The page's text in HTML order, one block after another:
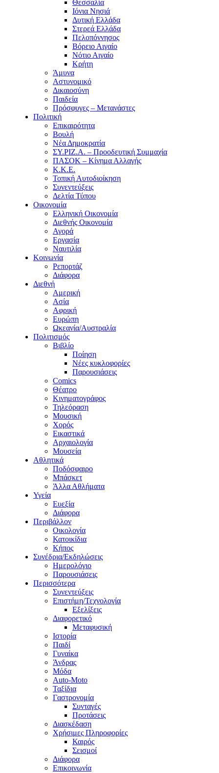
Θεσσαλία
Ιόνια Νησιά
Δυτική Ελλάδα
Στερεά Ελλάδα
Πελοπόννησος
Βόρειο Αιγαίο
Νότιο Αιγαίο
Κρήτη
Άμυνα
Αστυνομικό
Δικαιοσύνη
Παιδεία
Πρόσφυγες – Μετανάστες
Πολιτική
Επικαιρότητα
Βουλή
Νέα Δημοκρατία
ΣΥ.ΡΙΖ.Α. – Προοδευτική Συμμαχία
ΠΑΣΟΚ – Κίνημα Αλλαγής
Κ.Κ.Ε.
Τοπική Αυτοδιοίκηση
Συνεντεύξεις
Δελτία Τύπου
Οικονομία
Ελληνική Οικονομία
Διεθνής Οικονομία
Αγορά
Εργασία
Ναυτιλία
Κοινωνία
Ρεπορτάζ
Διάφορα
Διεθνή
Αμερική
Ασία
Αφρική
Ευρώπη
Ωκεανία/Αυστραλία
Πολιτισμός
Βιβλίο
Ποίηση
Νέες κυκλοφορίες
Παρουσιάσεις
Comics
Θέατρο
Κινηματογράφος
Τηλεόραση
Μουσική
Χορός
Εικαστικά
Αρχαιολογία
Μουσεία
Αθλητικά
Ποδόσφαιρο
Μπάσκετ
Άλλα Αθλήματα
Υγεία
Ευεξία
Διάφορα
Περιβάλλον
Οικολογία
Κατοικίδια
Κήπος
Συνέδρια/Εκδηλώσεις
Ημερολόγιο
Παρουσιάσεις
Περισσότερα
Συνεντεύξεις
Επιστήμη/Τεχνολογία
Εξελίξεις
Διαφορετικό
Μεταφυσική
Ιστορία
Παιδί
Γυναίκα
Άνδρας
Μόδα
Auto-Moto
Ταξίδια
Γαστρονομία
Συνταγές
Προτάσεις
Διασκέδαση
Χρήσιμες Πληροφορίες
Καιρός
Σεισμοί
Διάφορα
Επικοινωνία